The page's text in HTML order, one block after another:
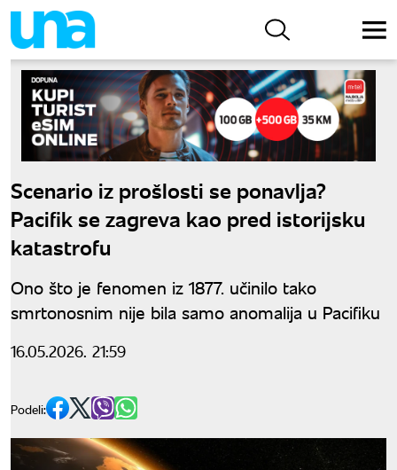
Scenario iz prošlosti se ponavlja?
Pacifik se zagreva kao pred istorijsku
katastrofu
Ono što je fenomen iz 1877. učinilo tako
smrtonosnim nije bila samo anomalija u Pacifiku
16.05.2026. 21:59
Podeli: